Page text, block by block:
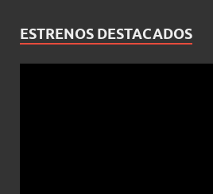
ESTRENOS DESTACADOS